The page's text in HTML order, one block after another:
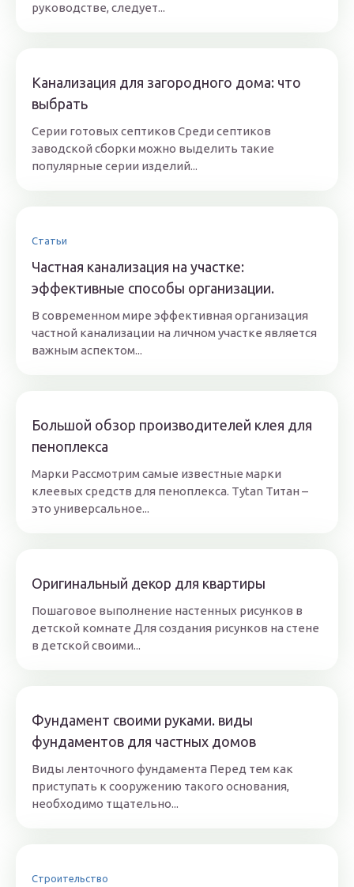
руководстве, следует...
Канализация для загородного дома: что
выбрать
Серии готовых септиков Среди септиков
заводской сборки можно выделить такие
популярные серии изделий...
Статьи
Частная канализация на участке:
эффективные способы организации.
В современном мире эффективная организация
частной канализации на личном участке является
важным аспектом...
Большой обзор производителей клея для
пеноплекса
Марки Рассмотрим самые известные марки
клеевых средств для пеноплекса. Tytan Титан –
это универсальное...
Оригинальный декор для квартиры
Пошаговое выполнение настенных рисунков в
детской комнате Для создания рисунков на стене
в детской своими...
Фундамент своими руками. виды
фундаментов для частных домов
Виды ленточного фундамента Перед тем как
приступать к сооружению такого основания,
необходимо тщательно...
Строительство